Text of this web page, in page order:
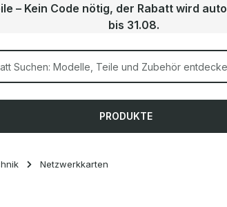
– Kein Code nötig, der Rabatt wird
bis 31.08.
PRODUKTE
Netzwerkkarten